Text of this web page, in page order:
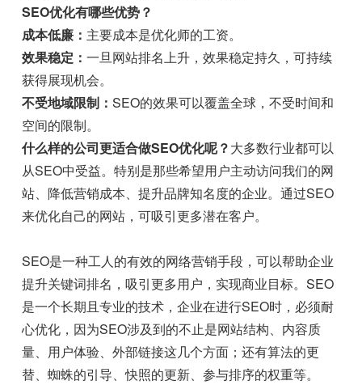
SEO优化有哪些优势？
成本低廉： 主要成本是优化师的工资。
效果稳定：一旦网站排名上升，效果稳定持久，可持续
获得展现机会。
不受地域限制：SEO的效果可以覆盖全球，不受时间和
空间的限制。
什么样的公司更适合做SEO优化呢？大多数行业都可以
从SEO中受益。特别是那些希望用户主动访问我们的网
站、降低营销成本、提升品牌知名度的企业。通过SEO
来优化自己的网站，可吸引更多潜在客户。
SEO是一种工人的有效的网络营销手段，可以帮助企业
提升关键词排名，吸引更多用户，实现商业目标。SEO
是一个长期且专业的技术，企业在进行SEO时，必须耐
心优化，因为SEO涉及到的不止是网站结构、内容质
量、用户体验、外部链接这几个方面；还有算法的更
替、蜘蛛的引导、快照的更新、参与排序的权重等。